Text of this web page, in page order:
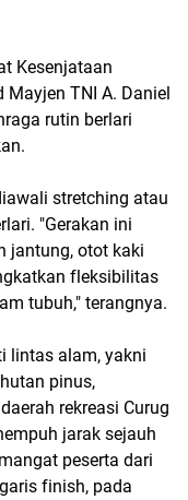
Kesenjataan
TNI A. Daniel
rutin berlari
stretching atau
"Gerakan ini
jantung, otot kaki
fleksibilitas
tubuh," terangnya.
lintas alam, yakni
pinus,
rekreasi Curug
jarak sejauh
peserta dari
finish, pada